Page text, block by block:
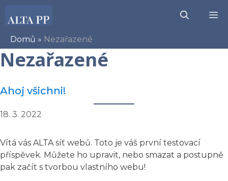
Domů » Nezařazené
Nezařazené
Ahoj všichni!
18. 3. 2022
Vítá vás ALTA síť webů. Toto je váš první testovací
příspěvek. Můžete ho upravit, nebo smazat a postupně
pak začít s tvorbou vlastního webu!